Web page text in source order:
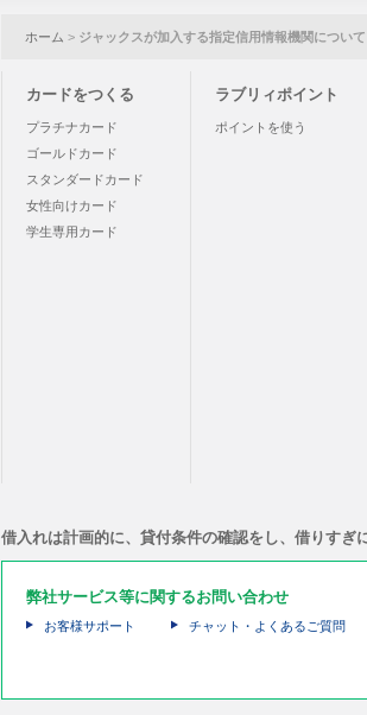
ホーム > ジャックスが加入する指定信用情報機関について
カードをつくる
プラチナカード
ゴールドカード
スタンダードカード
女性向けカード
学生専用カード
ラブリィポイント
ポイントを使う
借入れは計画的に、貸付条件の確認をし、借りすぎ
弊社サービス等に関するお問い合わせ
お客様サポート チャット・よくあるご質問